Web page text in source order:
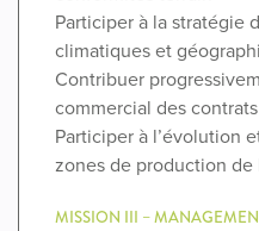
Participer à la stratégie
climatiques et
Contribuer
commercial des
Participer à l’évolution
zones de production de
MISSION III –